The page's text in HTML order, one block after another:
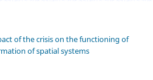
of the crisis on the functioning of
of spatial systems